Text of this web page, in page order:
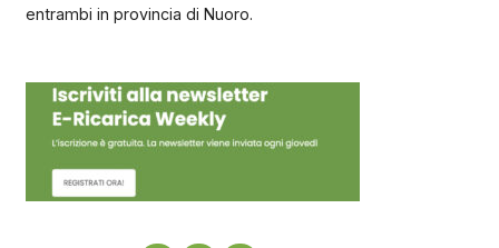
entrambi in provincia di Nuoro.